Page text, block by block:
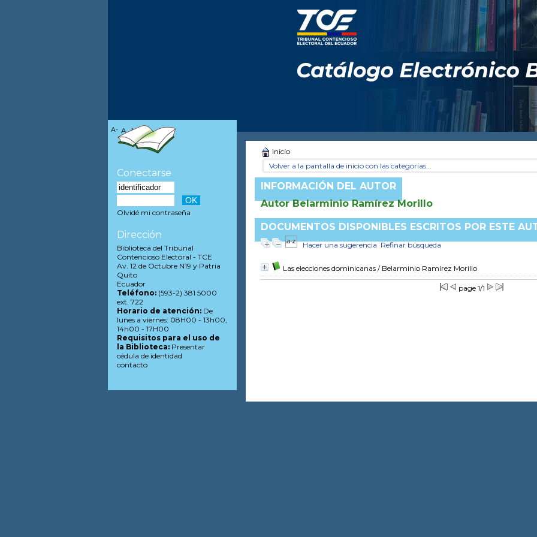
Inicio
Volver a la pantalla de inicio con las categorías...
INFORMACIÓN DEL AUTOR
Autor Belarminio Ramírez Morillo
DOCUMENTOS DISPONIBLES ESCRITOS POR ESTE
Hacer una sugerencia Refinar búsqueda
Las elecciones dominicanas/ Belarminio Ramírez Morillo
page 1/1
A- A A+
Conectarse
Olvidé mi contraseña
Dirección
Biblioteca del Tribunal
Contencioso Electoral - TCE
Av. 12 de Octubre N19 y Patria
Quito
Ecuador
Teléfono:(593-2) 381 5000
ext. 722
Horario de atención:De
lunes a viernes: 08H00 - 13h00,
14h00 - 17H00
Requisitos para el uso de
la Biblioteca:Presentar
cédula de identidad
contacto